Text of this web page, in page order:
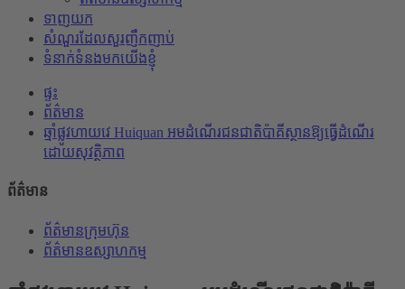
ទាញយក
សំណួរដែលសួរញឹកញាប់
ទំនាក់ទំនងមកយើងខ្ញុំ
ផ្ទះ
ព័ត៌មាន
ឆ្មាំផ្លូវហាយវេ Huiquan អមដំណើរជនជាតិប៉ាគីស្ថានឱ្យធ្វើដំណើរ
ដោយសុវត្ថិភាព
ព័ត៌មាន
ព័ត៌មានក្រុមហ៊ុន
ព័ត៌មានឧស្សាហកម្ម